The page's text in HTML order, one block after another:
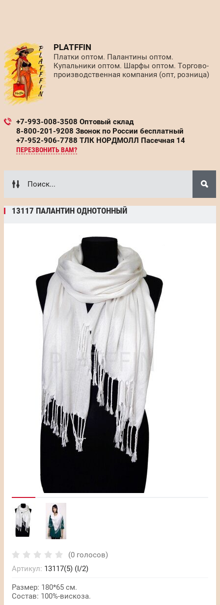
PLATFFIN
Платки оптом. Палантины оптом.
Купальники оптом. Шарфы оптом. Торгово-
производственная компания (опт, розница)
+7-993-008-3508 Оптовый склад
8-800-201-9208 Звонок по России бесплатный
+7-952-906-7788 ТЛК НОРДМОЛЛ Пасечная 14
ПЕРЕЗВОНИТЬ ВАМ?
13117 ПАЛАНТИН ОДНОТОННЫЙ
(0 голосов)
Артикул: 13117(5) (I/2)
Размер: 180*65 см.
Состав: 100%-вискоза.